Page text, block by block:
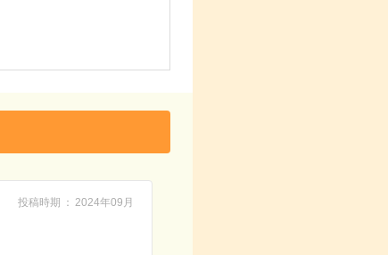
投稿時期 2024年09月